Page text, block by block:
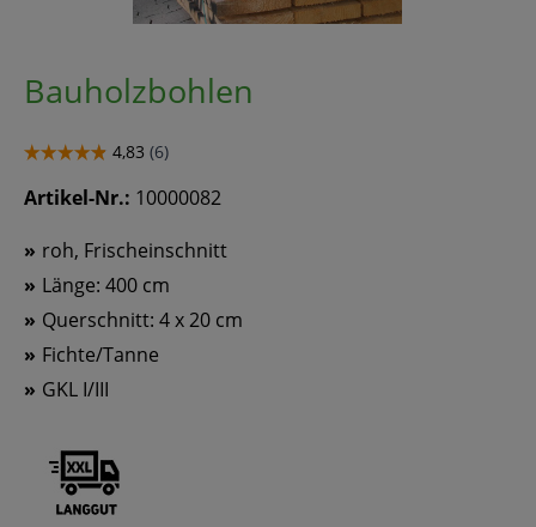
Bauholzbohlen
Artikel-Nr.: 10000082
roh, Frischeinschnitt
Länge: 400 cm
Querschnitt: 4 x 20 cm
Fichte/Tanne
GKL I/III